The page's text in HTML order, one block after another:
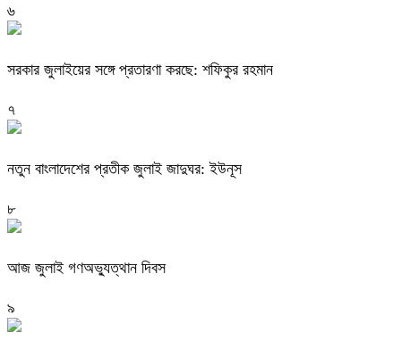
৬
সরকার জুলাইয়ের সঙ্গে প্রতারণা করছে: শফিকুর রহমান
৭
নতুন বাংলাদেশের প্রতীক জুলাই জাদুঘর: ইউনূস
৮
আজ জুলাই গণঅভ্যুত্থান দিবস
৯